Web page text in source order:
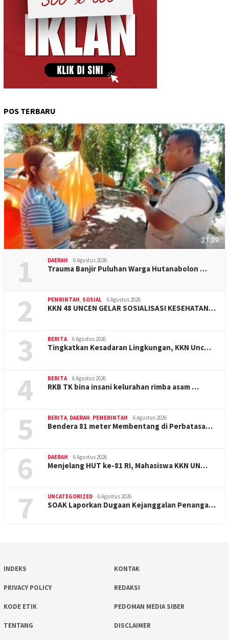
POS TERBARU
1 DAERAH 6 Agustus 2026
Trauma Banjir Puluhan Warga Hutanabolon …
2 PEMRINTAH SOSIAL 6 Agustus 2026
KKN 48 UNCEN GELAR SOSIALISASI KESEHATAN…
3 BERITA 6 Agustus 2026
Tingkatkan Kesadaran Lingkungan, KKN Unc…
4 BERITA 6 Agustus 2026
RKB TK bina insani kelurahan rimba asam …
5 BERITA DAERAH PEMERINTAH 6 Agustus 2026
Bendera 81 meter Membentang di Perbatasa…
6 DAERAH 6 Agustus 2026
Menjelang HUT ke-81 RI, Mahasiswa KKN UN…
7 UNCATEGORIZED 6 Agustus 2026
SOAK Laporkan Dugaan Kejanggalan Penanga…
INDEKS KONTAK
PRIVACY POLICY REDAKSI
KODE ETIK PEDOMAN MEDIA SIBER
TENTANG DISCLAIMER